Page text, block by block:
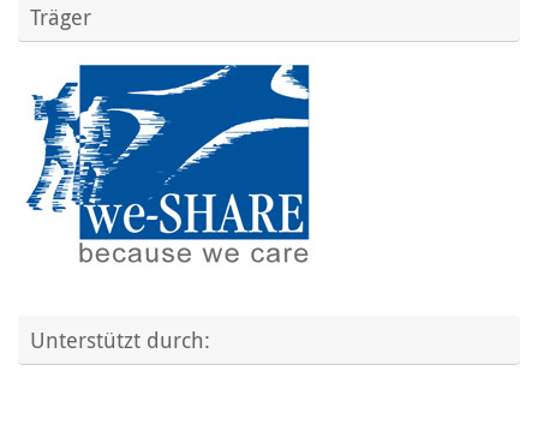
Träger
Unterstützt durch: